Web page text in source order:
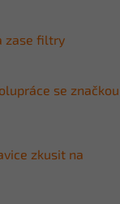
zase filtry
se značkou
zkusit na